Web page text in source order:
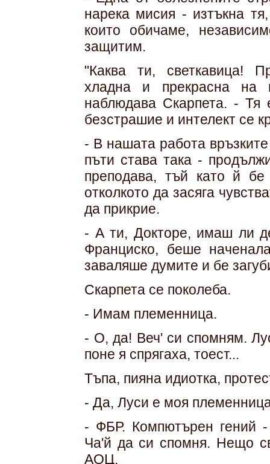
нарека мисия - изтъкна
които обичаме,
защитим.
"Каква ти, светкавица!
хладна и прекрасна на
наблюдава Скарпета. - Тя
безстрашие и интелект се
- В нашата работа
пъти става така -
преподава, тъй като й
отколкото да засяга
да прикрие.
- А ти, Докторе, имаш ли
Франциско, беше
заваляше думите и бе
Скарпета се поколеба.
- Имам племенница.
- О, да! Веч' си спомням.
поне я спрягаха, тоест...
Тъпа, пияна идиотка,
- Да, Луси е моя
- ФБР. Компютърен гений
Ча'й да си спомня. Нещо
АОЦ.